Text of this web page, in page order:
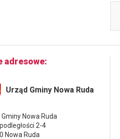
adresowe
Urząd Gminy Nowa Ruda
Nowa Ruda
2-4
Nowa Ruda